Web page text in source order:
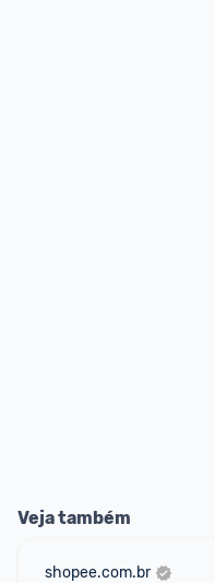
Veja também
shopee.com.br